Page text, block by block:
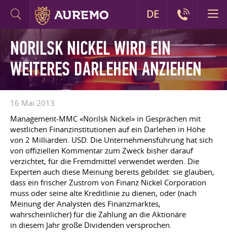
NORILSK NICKEL WIRD EIN
WEITERES DARLEHEN ANZIEHEN
16 Mai 2013
Management-MMC «Norilsk Nickel» in Gesprächen mit
westlichen Finanzinstitutionen auf ein Darlehen in Höhe
von 2 Milliarden. USD. Die Unternehmensführung hat sich
von offiziellen Kommentar zum Zweck bisher darauf
verzichtet, für die Fremdmittel verwendet werden. Die
Experten auch diese Meinung bereits gebildet: sie glauben,
dass ein frischer Zustrom von Finanz Nickel Corporation
muss oder seine alte Kreditlinie zu dienen, oder (nach
Meinung der Analysten des Finanzmarktes,
wahrscheinlicher) für die Zahlung an die Aktionäre
in diesem Jahr große Dividenden versprochen.
DE